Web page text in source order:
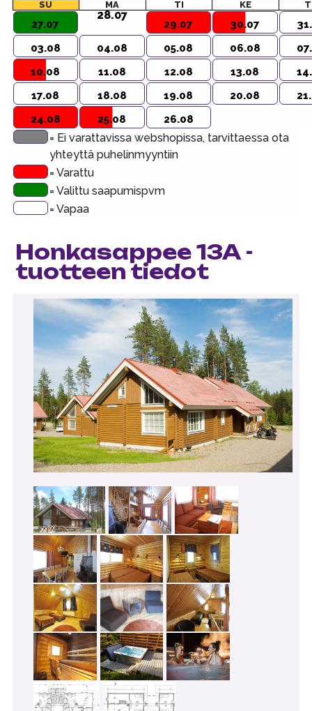
SU MA TI KE
27.07
28.07
29.07 30.07
03.08
04.08 05.08 06.08
10.08
11.08 12.08 13.08
17.08
18.08 19.08 20.08
24.08
25.08 26.08
= Ei varattavissa webshopissa, tarvittaessa ota
yhteyttä puhelinmyyntiin
= Varattu
= Valittu saapumispvm
= Vapaa
Honkasappee 13A -
tuotteen tiedot